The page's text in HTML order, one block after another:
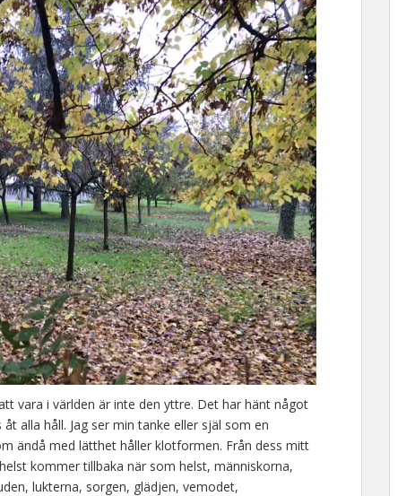
vara i världen är inte den yttre. Det har hänt något
alla håll. Jag ser min tanke eller själ som en
ändå med lätthet håller klotformen. Från dess mitt
kommer tillbaka när som helst, människorna,
lukterna, sorgen, glädjen, vemodet,